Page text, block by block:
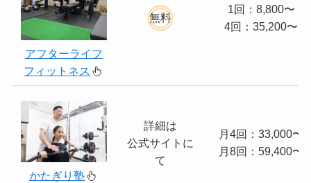
アフターライフ
フィットネス
無料
1回：8,800〜
4回：35,200〜
かたぎり塾
詳細は
公式サイトに
て
月4回：33,000〜
月8回：59,400〜